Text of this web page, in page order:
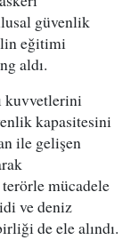
güvenlik
eğitimi
aldı.
kuvvetlerini
kapasitesini
ile gelişen
mücadele
ve deniz
de ele alındı.